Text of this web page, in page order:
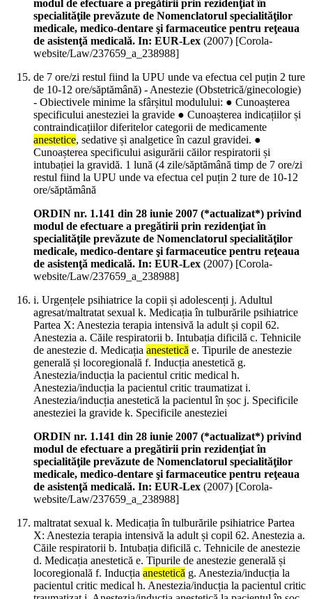
modul de efectuare a pregătirii prin rezidenţiat în
specialităţile prevăzute de Nomenclatorul specialităţilor
medicale, medico-dentare şi farmaceutice pentru reţeaua
de asistenţă medicală. In: EUR-Lex (2007) [Corola-
website/Law/237659_a_238988]
de 7 ore/zi restul fiind la UPU unde va efectua cel puțin 2 ture
de 10-12 ore/săptămână) - Anestezie (Obstetrică/ginecologie)
- Obiectivele minime la sfârșitul modulului: ● Cunoașterea
specificului anesteziei la gravide ● Cunoașterea indicațiilor și
contraindicațiilor diferitelor categorii de medicamente
anestetice, sedative și analgetice în cazul gravidei. ●
Cunoașterea specificului asigurării căilor respiratorii și
intubației la gravidă. 1 lună (4 zile/săptămână timp de 7 ore/zi
restul fiind la UPU unde va efectua cel puțin 2 ture de 10-12
ore/săptămână
ORDIN nr. 1.141 din 28 iunie 2007 (*actualizat*) privind
modul de efectuare a pregătirii prin rezidenţiat în
specialităţile prevăzute de Nomenclatorul specialităţilor
medicale, medico-dentare şi farmaceutice pentru reţeaua
de asistenţă medicală. In: EUR-Lex (2007) [Corola-
website/Law/237659_a_238988]
i. Urgențele psihiatrice la copii și adolescenți j. Adultul
agresat/maltratat sexual k. Medicația în tulburările psihiatrice
Partea X: Anestezia terapia intensivă la adult și copil 62.
Anestezia a. Căile respiratorii b. Intubația dificilă c. Tehnicile
de anestezie d. Medicația anestetică e. Tipurile de anestezie
generală și locoregională f. Inducția anestetică g.
Anestezia/inducția la pacientul critic medical h.
Anestezia/inducția la pacientul critic traumatizat i.
Anestezia/inducția anestetică la pacientul în șoc j. Specificile
anesteziei la gravide k. Specificile anesteziei
ORDIN nr. 1.141 din 28 iunie 2007 (*actualizat*) privind
modul de efectuare a pregătirii prin rezidenţiat în
specialităţile prevăzute de Nomenclatorul specialităţilor
medicale, medico-dentare şi farmaceutice pentru reţeaua
de asistenţă medicală. In: EUR-Lex (2007) [Corola-
website/Law/237659_a_238988]
maltratat sexual k. Medicația în tulburările psihiatrice Partea
X: Anestezia terapia intensivă la adult și copil 62. Anestezia a.
Căile respiratorii b. Intubația dificilă c. Tehnicile de anestezie
d. Medicația anestetică e. Tipurile de anestezie generală și
locoregională f. Inducția anestetică g. Anestezia/inducția la
pacientul critic medical h. Anestezia/inducția la pacientul critic